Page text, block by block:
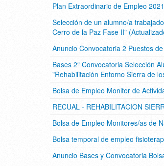
Plan Extraordinario de Empleo
Selección de un alumno/a
Cerro de la Paz Fase II"
Anuncio Convocatoria 2 Puestos
Bases 2ª Convocatoria Selección
"Rehabilitación Entorno Sierra de
Bolsa de Empleo Monitor de
RECUAL - REHABILITACION
Bolsa de Empleo Monitores/as de
Bolsa temporal de empleo
Anuncio Bases y Convocatoria